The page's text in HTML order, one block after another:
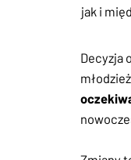
jak i
Decyzja